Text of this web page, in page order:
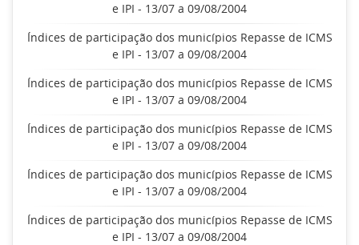
e IPI - 13/07 a 09/08/2004
Índices de participação dos municípios Repasse de ICMS
e IPI - 13/07 a 09/08/2004
Índices de participação dos municípios Repasse de ICMS
e IPI - 13/07 a 09/08/2004
Índices de participação dos municípios Repasse de ICMS
e IPI - 13/07 a 09/08/2004
Índices de participação dos municípios Repasse de ICMS
e IPI - 13/07 a 09/08/2004
Índices de participação dos municípios Repasse de ICMS
e IPI - 13/07 a 09/08/2004